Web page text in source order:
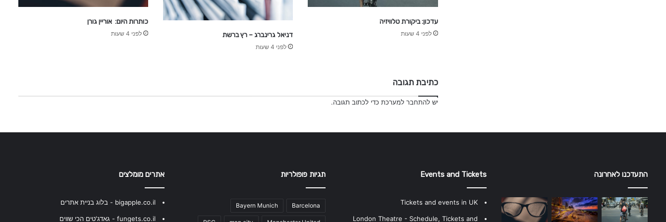
עדכון: ביקורת טלוויזיה
לפני 4 שעות דניאל גרינברג – רץ ברשת
לפני 4 שעות
כותרות היום: אוריין גורן
לפני 4 שעות
כתיבת תגובה
ישלהתחבר למערכת כדי לכתוב תגובה.
התעדכנו לאחרונה Events and Tickets
Tickets and events in UK
London Theatre - Schedule, Tickets and
תגיות פופולריות
Barcelona
Bayern Munich
אתרים מומלצים
bigapple.co.il - בלוג בניית אתרים
fungets.co.il - גאדג'טים הכי שווים